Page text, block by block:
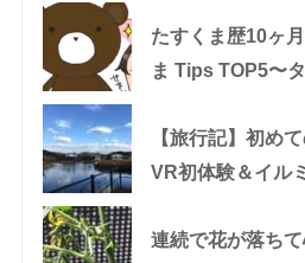
たすくま歴10ヶ
ま Tips TOP5〜
【旅行記】初め
VR初体験＆イル
連続で花が落ち